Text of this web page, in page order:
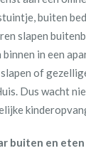
buiten
slapen
binnen in een
of
Dus wacht
buiten en